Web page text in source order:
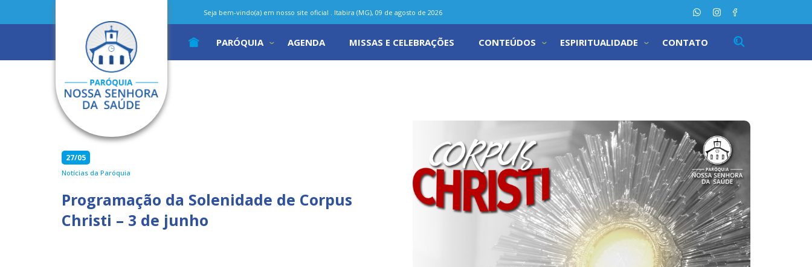
Seja bem-vindo(a) em nosso site oficial . Itabira (MG), 09 de agosto de 2026
PARÓQUIA AGENDA MISSAS E CELEBRAÇÕES CONTEÚDOS ESPIRITUALIDADE CONTATO
27/05
Notícias da Paróquia
Programação da Solenidade de Corpus
Christi – 3 de junho